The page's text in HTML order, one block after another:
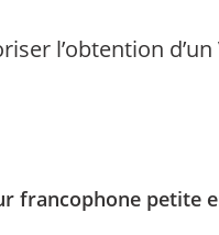
l’obtention d’un
francophone petite